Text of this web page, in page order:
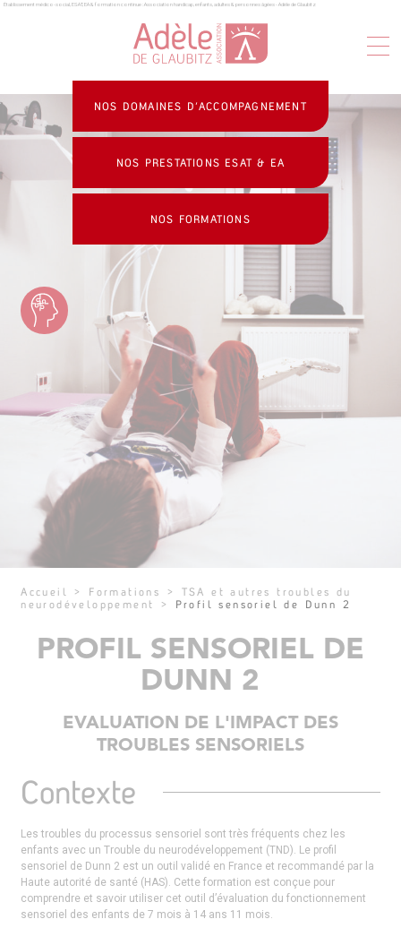
Panneau de gestion des cookies
Établissement médico-social, ESAT, EA & formation continue : Association handicap, enfants, adultes & personnes âgées - Adèle de Glaubitz
NOS DOMAINES D’ACCOMPAGNEMENT
NOS PRESTATIONS ESAT & EA
NOS FORMATIONS
Accueil > Formations > TSA et autres troubles du
neurodéveloppement
> Profil sensoriel de Dunn 2
PROFIL SENSORIEL DE
DUNN 2
EVALUATION DE L'IMPACT DES
TROUBLES SENSORIELS
Contexte
Les troubles du processus sensoriel sont très fréquents chez les
enfants avec un Trouble du neurodéveloppement (TND). Le profil
sensoriel de Dunn 2 est un outil validé en France et recommandé par la
Haute autorité de santé (HAS). Cette formation est conçue pour
comprendre et savoir utiliser cet outil d’évaluation du fonctionnement
sensoriel des enfants de 7 mois à 14 ans 11 mois.